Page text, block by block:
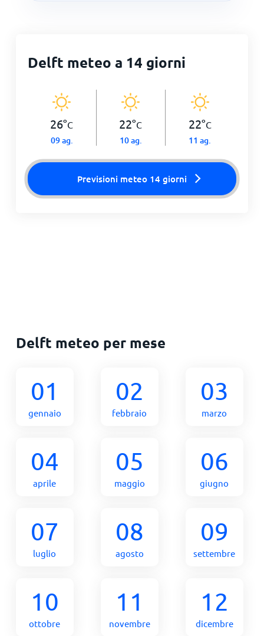
Delft meteo a 14 giorni
26°C
09 ag.
22°C
10 ag.
22°C
11 ag.
Previsioni meteo 14 giorni
Delft meteo per mese
01
gennaio
02
febbraio
03
marzo
04
aprile
05
maggio
06
giugno
07
luglio
08
agosto
09
settembre
10
ottobre
11
novembre
12
dicembre